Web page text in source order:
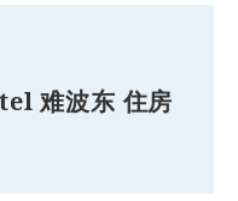
难波东 住房